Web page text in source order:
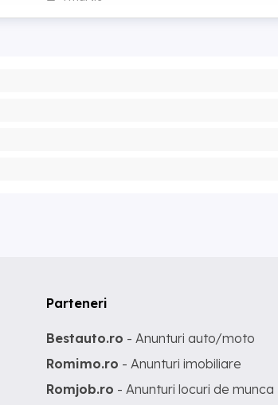
Parteneri
Bestauto.ro - Anunturi auto/moto
Romimo.ro - Anunturi imobiliare
Romjob.ro - Anunturi locuri de munca